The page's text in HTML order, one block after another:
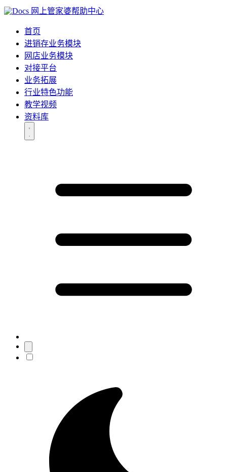
网上管家婆帮助中心
首页
进销存业务模块
网店业务模块
对接平台
业务拓展
行业特色功能
教学视频
资料库